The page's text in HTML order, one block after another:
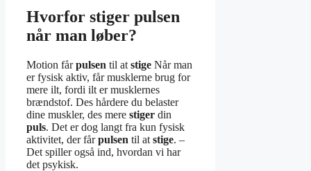
Hvorfor stiger pulsen
når man løber?
Motion fårpulsen til at stige Når man
er fysisk aktiv, får musklerne brug for
mere ilt, fordi ilt er musklernes
brændstof. Des hårdere du belaster
dine muskler, des mere stiger din
puls. Det er dog langt fra kun fysisk
aktivitet, der fårpulsen til at stige. –
Det spiller også ind, hvordan vi har
det psykisk.